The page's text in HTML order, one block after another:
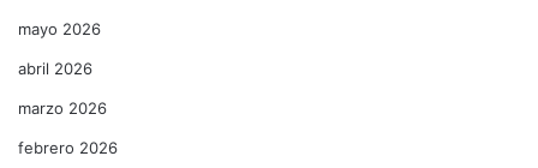
mayo 2026
abril 2026
marzo 2026
febrero 2026